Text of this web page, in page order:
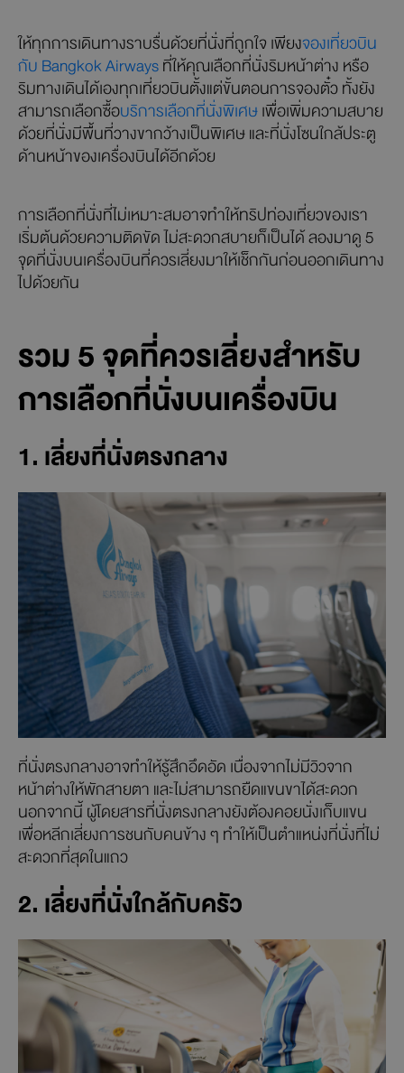
ให้ทุกการเดินทางราบรื่นด้วยที่นั่งที่ถูกใจ เพียงจองเที่ยวบิน
กับ Bangkok Airwaysที่ให้คุณเลือกที่นั่งริมหน้าต่าง หรือ
ริมทางเดินได้เองทุกเที่ยวบินตั้งแต่ขั้นตอนการจองตั๋ว ทั้งยัง
สามารถเลือกซื้อบริการเลือกที่นั่งพิเศษเพื่อเพิ่มความสบาย
ด้วยที่นั่งมีพื้นที่วางขากว้างเป็นพิเศษ และที่นั่งโซนใกล้ประตู
ด้านหน้าของเครื่องบินได้อีกด้วย
การเลือกที่นั่งที่ไม่เหมาะสมอาจทำให้ทริปท่องเที่ยวของเรา
เริ่มต้นด้วยความติดขัด ไม่สะดวกสบายก็เป็นได้ ลองมาดู 5
จุดที่นั่งบนเครื่องบินที่ควรเลี่ยงมาให้เช็กกันก่อนออกเดินทาง
ไปด้วยกัน
รวม 5 จุดที่ควรเลี่ยงสำหรับ
การเลือกที่นั่งบนเครื่องบิน
1. เลี่ยงที่นั่งตรงกลาง
ที่นั่งตรงกลางอาจทำให้รู้สึกอึดอัด เนื่องจากไม่มีวิวจาก
หน้าต่างให้พักสายตา และไม่สามารถยืดแขนขาได้สะดวก
นอกจากนี้ ผู้โดยสารที่นั่งตรงกลางยังต้องคอยนั่งเก็บแขน
เพื่อหลีกเลี่ยงการชนกับคนข้าง ๆ ทำให้เป็นตำแหน่งที่นั่งที่ไม่
สะดวกที่สุดในแถว
2. เลี่ยงที่นั่งใกล้กับครัว